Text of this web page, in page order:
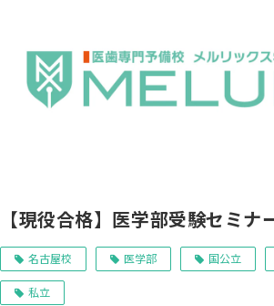
【現役合格】医学部受験セミナ
名古屋校 医学部 国公立
私立